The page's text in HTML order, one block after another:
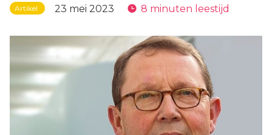
Artikel 23 mei 2023 8 minuten leestijd